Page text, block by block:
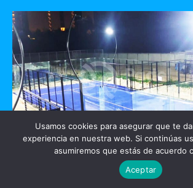
Usamos cookies para asegurar que te
experiencia en nuestra web. Si continúas
asumiremos que estás de acuerdo
Aceptar